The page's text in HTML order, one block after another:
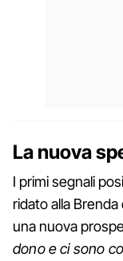
La nuova
I primi segnali
ridato alla
una nuova
dono e ci sono